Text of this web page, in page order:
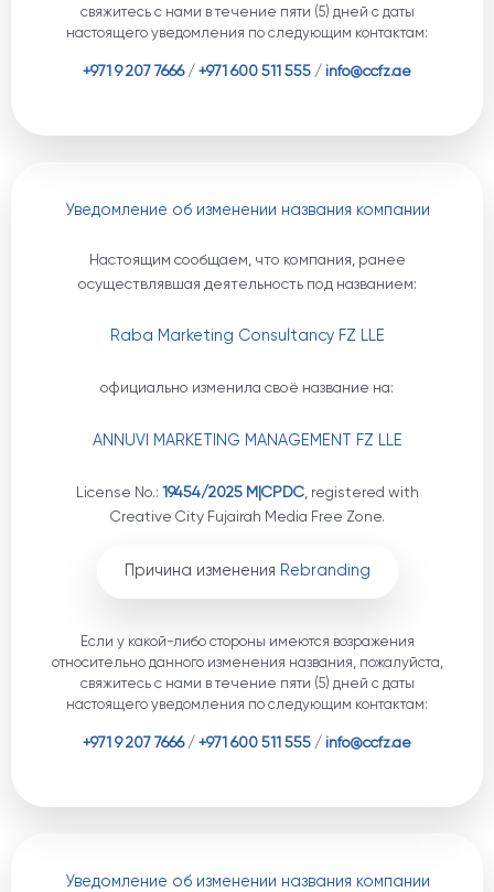
свяжитесь с нами в течение пяти (5) дней с даты
настоящего уведомления по следующим контактам:
+971 9 207 7666/ +971 600 511 555 / info@ccfz.ae
Уведомление об изменении названия компании
Настоящим сообщаем, что компания, ранее
осуществлявшая деятельность под названием:
Raba Marketing Consultancy FZ LLE
официально изменила своё название на:
ANNUVI MARKETING MANAGEMENT FZ LLE
License No.: 19454/2025 M|CPDC, registered with
Creative City Fujairah Media Free Zone.
Причина изменения Rebranding
Если у какой-либо стороны имеются возражения
относительно данного изменения названия, пожалуйста,
свяжитесь с нами в течение пяти (5) дней с даты
настоящего уведомления по следующим контактам:
+971 9 207 7666/ +971 600 511 555 / info@ccfz.ae
Уведомление об изменении названия компании